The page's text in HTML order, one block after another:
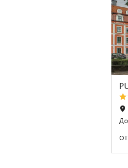
от